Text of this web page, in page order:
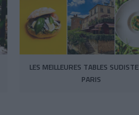
LES MEILLEURES TABLES
PARIS